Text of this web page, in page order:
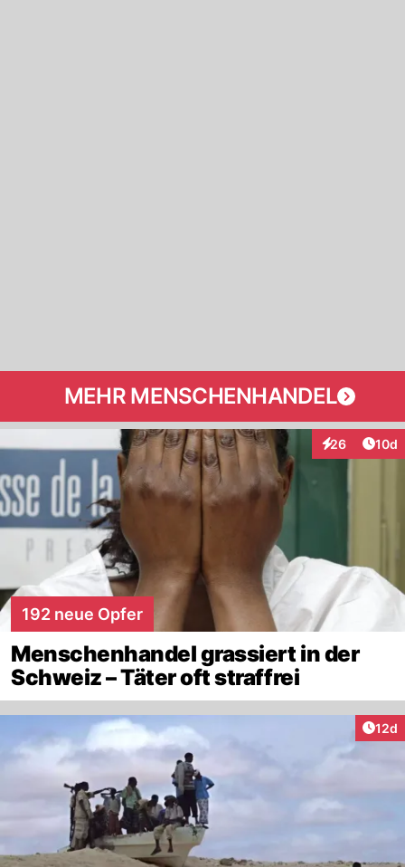
MEHR MENSCHENHANDEL
26
Interaktionen
10d
192 neue Opfer
Menschenhandel grassiert in der
Schweiz – Täter oft straffrei
12d